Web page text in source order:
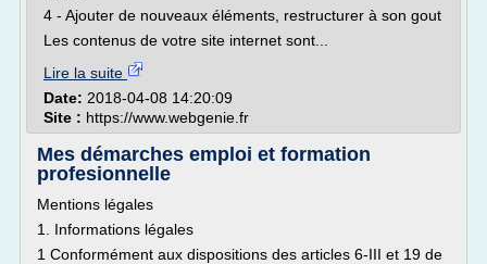
4 - Ajouter de nouveaux éléments, restructurer à son gout
Les contenus de votre site internet sont...
Lire la suite
Date: 2018-04-08 14:20:09
Site : https://www.webgenie.fr
Mes démarches emploi et formation
profesionnelle
Mentions légales
1. Informations légales
1 Conformément aux dispositions des articles 6-III et 19 de